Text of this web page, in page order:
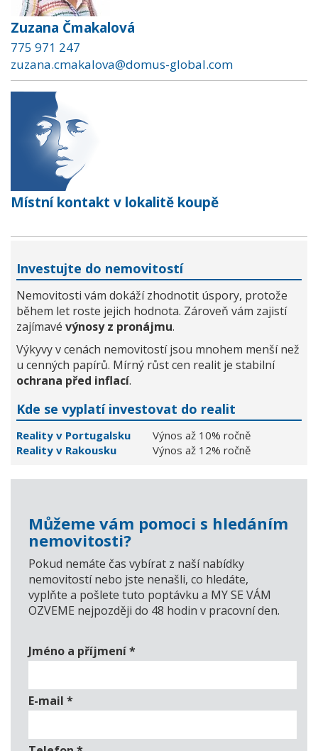
Zuzana Čmakalová
775 971 247
zuzana.cmakalova@domus-global.com
Místní kontakt v lokalitě koupě
Investujte do nemovitostí
Nemovitosti vám dokáží zhodnotit úspory, protože
během let roste jejich hodnota. Zároveň vám zajistí
zajímavé výnosy z pronájmu.
Výkyvy v cenách nemovitostí jsou mnohem menší než
u cenných papírů. Mírný růst cen realit je stabilní
ochrana před inflací.
Kde se vyplatí investovat do realit
Reality v Portugalsku
Výnos až 10% ročně
Reality v Rakousku
Výnos až 12% ročně
Můžeme vám pomoci s hledáním
nemovitosti?
Pokud nemáte čas vybírat z naší nabídky
nemovitostí nebo jste nenašli, co hledáte,
vyplňte a pošlete tuto poptávku a MY SE VÁM
OZVEME nejpozději do 48 hodin v pracovní den.
Jméno a příjmení*
E-mail *